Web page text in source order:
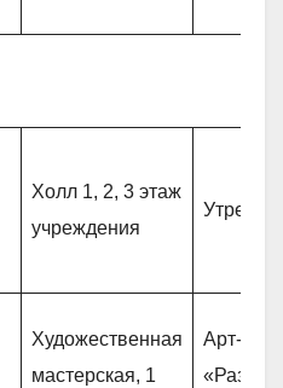
Холл 1, 2, 3 этаж
учреждения
Художественная
мастерская, 1
Арт-